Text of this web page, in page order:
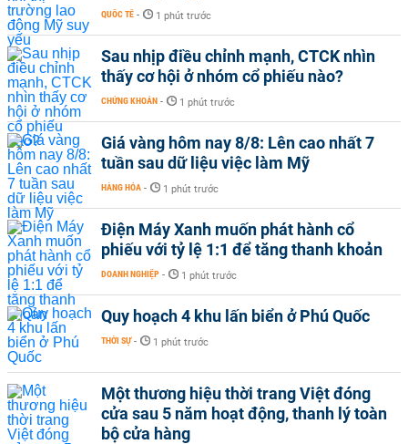
QUỐC TẾ - 1 phút trước
Sau nhịp điều chỉnh mạnh, CTCK nhìn
thấy cơ hội ở nhóm cổ phiếu nào?
CHỨNG KHOÁN - 1 phút trước
Giá vàng hôm nay 8/8: Lên cao nhất 7
tuần sau dữ liệu việc làm Mỹ
HÀNG HÓA - 1 phút trước
Điện Máy Xanh muốn phát hành cổ
phiếu với tỷ lệ 1:1 để tăng thanh khoản
DOANH NGHIỆP - 1 phút trước
Quy hoạch 4 khu lấn biển ở Phú Quốc
THỜI SỰ - 1 phút trước
Một thương hiệu thời trang Việt đóng
cửa sau 5 năm hoạt động, thanh lý toàn
bộ cửa hàng